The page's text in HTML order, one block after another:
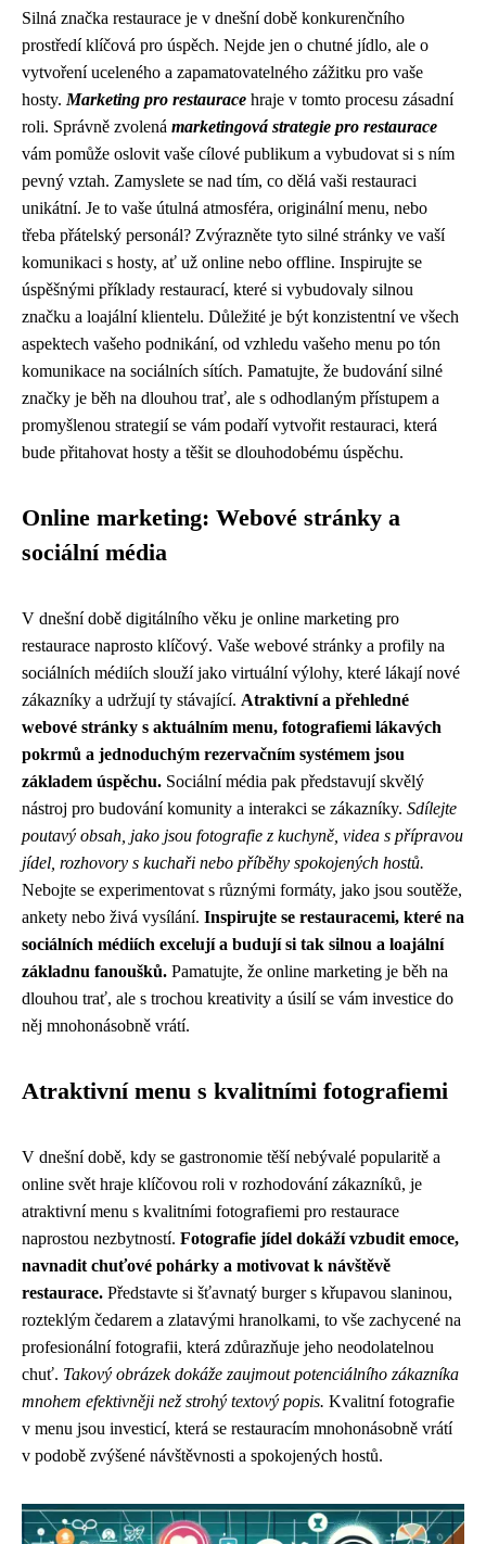
Silná značka restaurace je v dnešní době konkurenčního
prostředí klíčová pro úspěch. Nejde jen o chutné jídlo, ale o
vytvoření uceleného a zapamatovatelného zážitku pro vaše
hosty. Marketing pro restaurace hraje v tomto procesu zásadní
roli. Správně zvolená marketingová strategie pro restaurace
vám pomůže oslovit vaše cílové publikum a vybudovat si s ním
pevný vztah. Zamyslete se nad tím, co dělá vaši restauraci
unikátní. Je to vaše útulná atmosféra, originální menu, nebo
třeba přátelský personál? Zvýrazněte tyto silné stránky ve vaší
komunikaci s hosty, ať už online nebo offline. Inspirujte se
úspěšnými příklady restaurací, které si vybudovaly silnou
značku a loajální klientelu. Důležité je být konzistentní ve všech
aspektech vašeho podnikání, od vzhledu vašeho menu po tón
komunikace na sociálních sítích. Pamatujte, že budování silné
značky je běh na dlouhou trať, ale s odhodlaným přístupem a
promyšlenou strategií se vám podaří vytvořit restauraci, která
bude přitahovat hosty a těšit se dlouhodobému úspěchu.
Online marketing: Webové stránky a
sociální média
V dnešní době digitálního věku je online marketing pro
restaurace naprosto klíčový. Vaše webové stránky a profily na
sociálních médiích slouží jako virtuální výlohy, které lákají nové
zákazníky a udržují ty stávající. Atraktivní a přehledné
webové stránky s aktuálním menu, fotografiemi lákavých
pokrmů a jednoduchým rezervačním systémem jsou
základem úspěchu. Sociální média pak představují skvělý
nástroj pro budování komunity a interakci se zákazníky. Sdílejte
poutavý obsah, jako jsou fotografie z kuchyně, videa s přípravou
jídel, rozhovory s kuchaři nebo příběhy spokojených hostů.
Nebojte se experimentovat s různými formáty, jako jsou soutěže,
ankety nebo živá vysílání. Inspirujte se restauracemi, které na
sociálních médiích excelují a budují si tak silnou a loajální
základnu fanoušků. Pamatujte, že online marketing je běh na
dlouhou trať, ale s trochou kreativity a úsilí se vám investice do
něj mnohonásobně vrátí.
Atraktivní menu s kvalitními fotografiemi
V dnešní době, kdy se gastronomie těší nebývalé popularitě a
online svět hraje klíčovou roli v rozhodování zákazníků, je
atraktivní menu s kvalitními fotografiemi pro restaurace
naprostou nezbytností. Fotografie jídel dokáží vzbudit emoce,
navnadit chuťové pohárky a motivovat k návštěvě
restaurace. Představte si šťavnatý burger s křupavou slaninou,
rozteklým čedarem a zlatavými hranolkami, to vše zachycené na
profesionální fotografii, která zdůrazňuje jeho neodolatelnou
chuť. Takový obrázek dokáže zaujmout potenciálního zákazníka
mnohem efektivněji než strohý textový popis. Kvalitní fotografie
v menu jsou investicí, která se restauracím mnohonásobně vrátí
v podobě zvýšené návštěvnosti a spokojených hostů.